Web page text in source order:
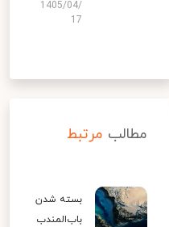
1405/04/
17
مطالب مرتبط
بسته شدن
باب‌المندب